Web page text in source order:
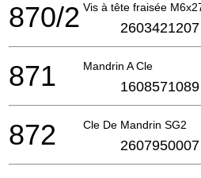
Vis à tête fraisée
870/2 2603421207
Mandrin A Cle
871 1608571089
Cle De Mandrin SG2
872 2607950007